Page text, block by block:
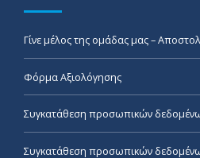
Γίνε μέλος της ομάδας μας –
Φόρμα Αξιολόγησης
Συγκατάθεση προσωπικών
Συγκατάθεση προσωπικών